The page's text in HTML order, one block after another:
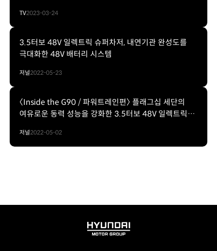
TV2023-03-24
3.5터보 48V 일렉트릭 슈퍼차저, 내연기관 완성도를
극대화한 48V 배터리 시스템
저널2022-05-23
〈Inside the G90 / 파워트레인편〉 플래그십 세단의
여유로운 동력 성능을 강화한 3.5터보 48V 일렉트릭
저널2022-05-02
HYUNDAI